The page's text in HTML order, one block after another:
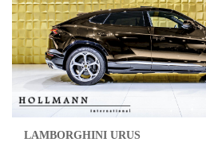
LAMBORGHINI URUS